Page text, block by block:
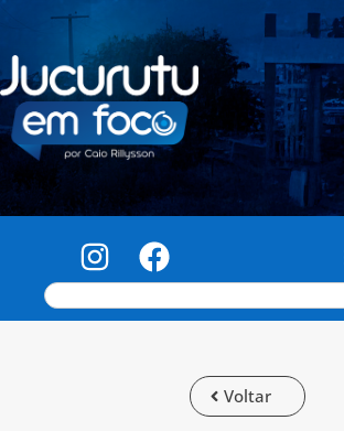
Voltar